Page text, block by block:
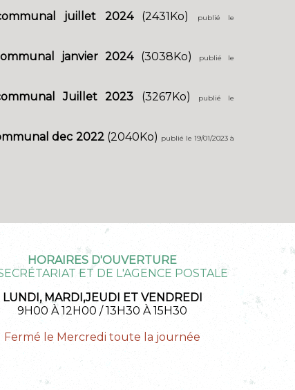
juillet 2024(2431Ko)
publié le
janvier 2024(3038Ko)
publié le
Juillet 2023 (3267Ko)
publié le
dec 2022(2040Ko) publié le 19/01/2023 à
HORAIRES D'OUVERTURE
ET DE L'AGENCE POSTALE
LUNDI, MARDI,JEUDI ET VENDREDI
9H00 À 12H00 / 13H30 À 15H30
Fermé le Mercredi toute la journée